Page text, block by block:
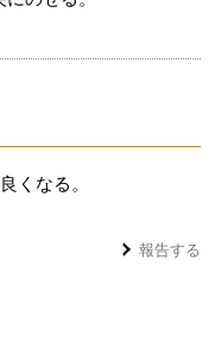
くなる。
報告する